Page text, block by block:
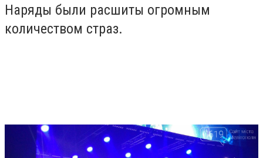
Наряды были расшиты огромным
количеством страз.